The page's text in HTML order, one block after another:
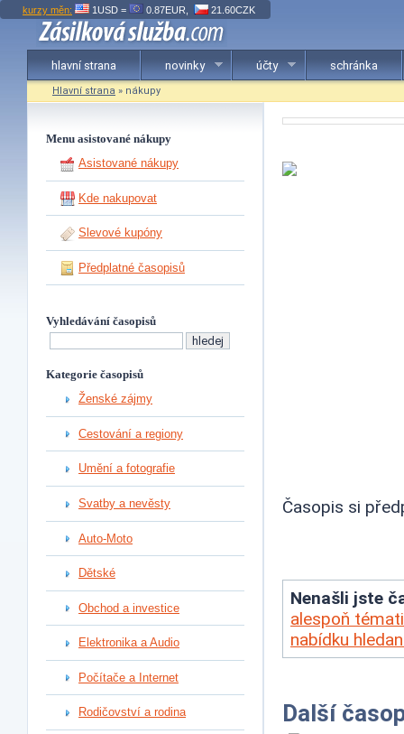
kurzy měn: 1USD = 0.87EUR, 21.60CZK
hlavní strana novinky účty schránka
Hlavní strana » nákupy
Menu asistované nákupy
Asistované nákupy
Kde nakupovat
Slevové kupóny
Předplatné časopisů
Vyhledávání časopisů
Kategorie časopisů
Ženské zájmy
Cestování a regiony
Umění a fotografie
Svatby a nevěsty
Auto-Moto
Dětské
Obchod a investice
Elektronika a Audio
Počítače a Internet
Rodičovství a rodina
Časopis si
Nenašli jste
alespoň
nabídku
Další